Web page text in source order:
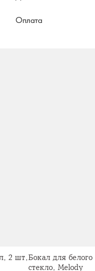
Оплата
2 шт,Бокал для
стекло, Melody